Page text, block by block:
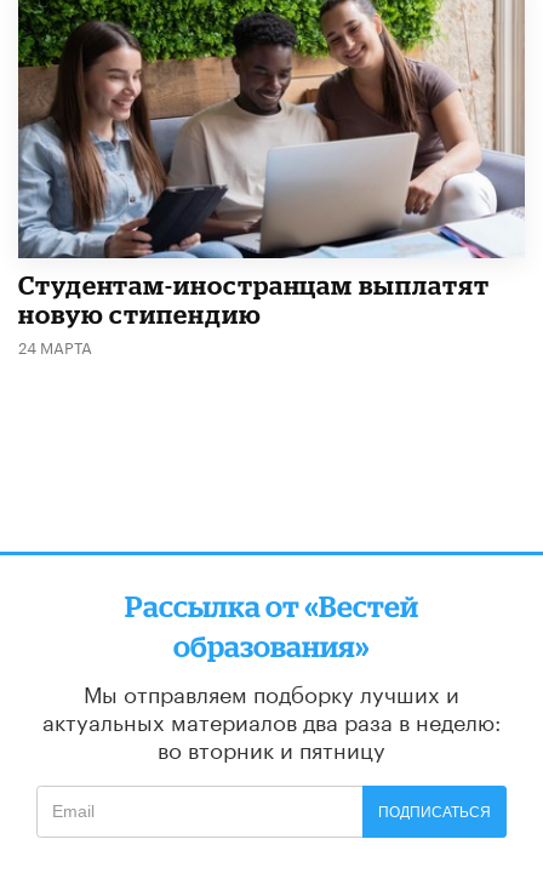
Студентам-иностранцам выплатят
новую стипендию
24 МАРТА
Рассылка от «Вестей
образования»
Мы отправляем подборку лучших и
актуальных материалов два раза в неделю:
во вторник и пятницу
ПОДПИСАТЬСЯ